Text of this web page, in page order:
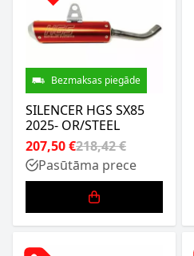
Bezmaksas piegāde
SILENCER HGS SX85
2025- OR/STEEL
207,50 €218,42 €
Pasūtāma prece